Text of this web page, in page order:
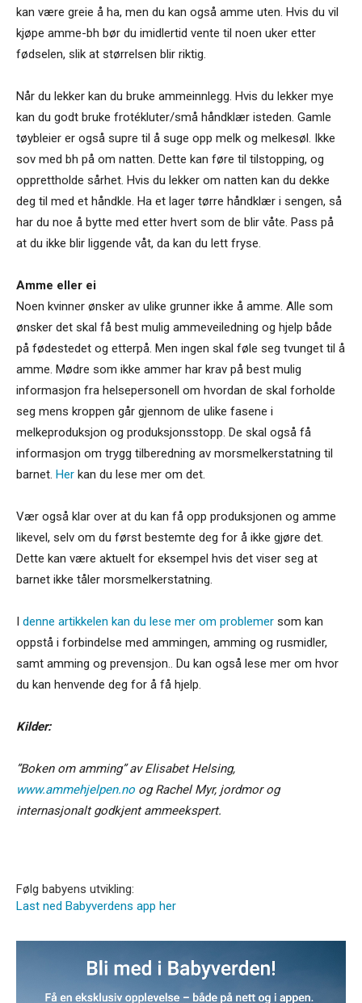
kan være greie å ha, men du kan også amme uten. Hvis du vil
kjøpe amme-bh bør du imidlertid vente til noen uker etter
fødselen, slik at størrelsen blir riktig.
Når du lekker kan du bruke ammeinnlegg. Hvis du lekker mye
kan du godt bruke frotékluter/små håndklær isteden. Gamle
tøybleier er også supre til å suge opp melk og melkesøl. Ikke
sov med bh på om natten. Dette kan føre til tilstopping, og
opprettholde sårhet. Hvis du lekker om natten kan du dekke
deg til med et håndkle. Ha et lager tørre håndklær i sengen, så
har du noe å bytte med etter hvert som de blir våte. Pass på
at du ikke blir liggende våt, da kan du lett fryse.
Amme eller ei
Noen kvinner ønsker av ulike grunner ikke å amme. Alle som
ønsker det skal få best mulig ammeveiledning og hjelp både
på fødestedet og etterpå. Men ingen skal føle seg tvunget til å
amme. Mødre som ikke ammer har krav på best mulig
informasjon fra helsepersonell om hvordan de skal forholde
seg mens kroppen går gjennom de ulike fasene i
melkeproduksjon og produksjonsstopp. De skal også få
informasjon om trygg tilberedning av morsmelkerstatning til
barnet. Her kan du lese mer om det.
Vær også klar over at du kan få opp produksjonen og amme
likevel, selv om du først bestemte deg for å ikke gjøre det.
Dette kan være aktuelt for eksempel hvis det viser seg at
barnet ikke tåler morsmelkerstatning.
I denne artikkelen kan du lese mer om problemer som kan
oppstå i forbindelse med ammingen, amming og rusmidler,
samt amming og prevensjon.. Du kan også lese mer om hvor
du kan henvende deg for å få hjelp.
Kilder:
”Boken om amming” av Elisabet Helsing,
www.ammehjelpen.no og Rachel Myr, jordmor og
internasjonalt godkjent ammeekspert.
Følg babyens utvikling:
Last ned Babyverdens app her